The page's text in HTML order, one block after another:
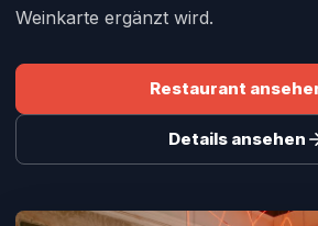
Weinkarte ergänzt wird.
Restaurant
Details ansehen